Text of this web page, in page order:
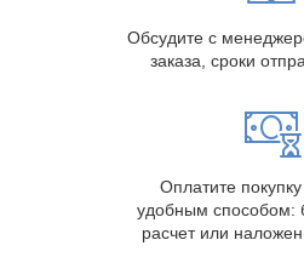
Обсудите с
заказа, сроки
Оплатите
удобным способом:
расчет или